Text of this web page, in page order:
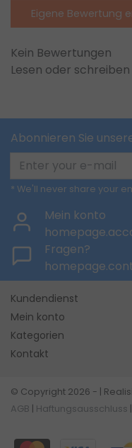
Eigene Bewertung
Kein Bewertungen
Lesen oder
Abonnieren Sie
* We'll never share your
Mein konto
Fragen?
Kundendienst
Mein konto
Kategorien
Kontakt
© Copyright 2026 - |
AGB
Haftungsausschluss